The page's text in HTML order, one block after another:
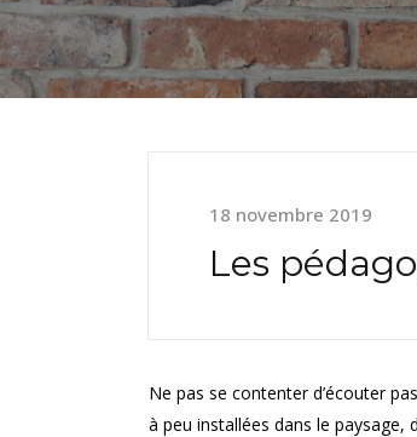
18 novembre 2019
Les
Ne pas se contenter d’écouter
à peu installées dans le paysage,